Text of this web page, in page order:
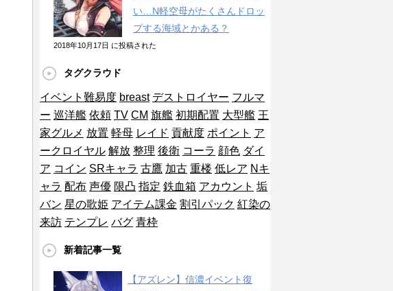
い…N軽空母がたくさんドロッ
プする海域とかある？
2018年10月17日 に投稿された
タグクラウド
イベント難易度 breast デストロイヤー フルマ
ー 巡洋艦 依頼 TV CM 旗艦 初期配置 大型艦 王
家グルメ 放置 軽母 レイド 貢献度 ポイント ア
ークロイヤル 解放 整理 後衛 コーラ 顔色 ダイ
ア コイン SRキャラ 古鷹 加古 重楼 低レア Nキ
ャラ 配布 声優 限凸 指定 鉄血箱 アカウント 垢
バン 星の歌姫 アイテム課金 割引パック 紅染の
来訪 テンプレ バグ 青枠
新着記事一覧
【アズレン】信濃イベント復